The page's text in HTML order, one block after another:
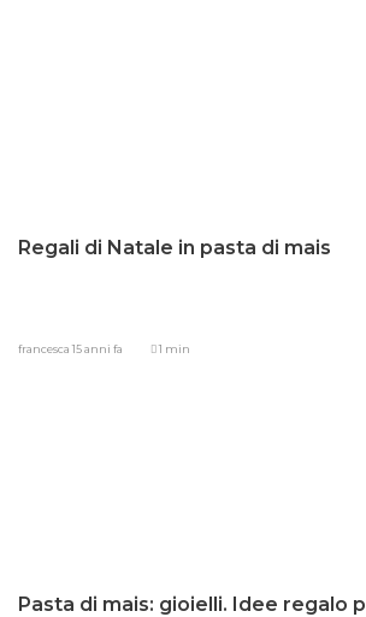
Regali di Natale in pasta di mais
francesca15 anni fa 1 min
Pasta di mais: gioielli. Idee regalo